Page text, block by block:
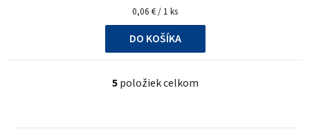
Jednotková
cena:
0,06 € / 1 ks
DO KOŠÍKA
O
l
5položiek celkom